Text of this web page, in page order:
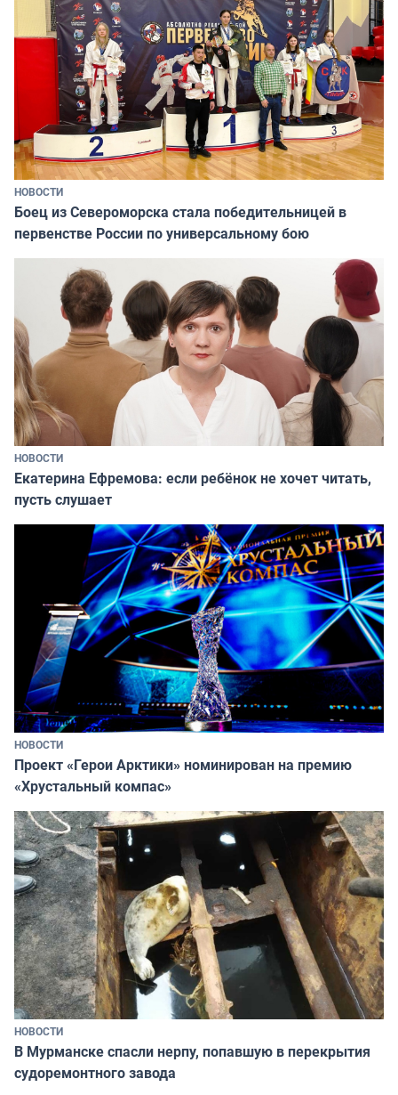
НОВОСТИ
Боец из Североморска стала победительницей в
первенстве России по универсальному бою
НОВОСТИ
Екатерина Ефремова: если ребёнок не хочет читать,
пусть слушает
НОВОСТИ
Проект «Герои Арктики» номинирован на премию
«Хрустальный компас»
НОВОСТИ
В Мурманске спасли нерпу, попавшую в перекрытия
судоремонтного завода